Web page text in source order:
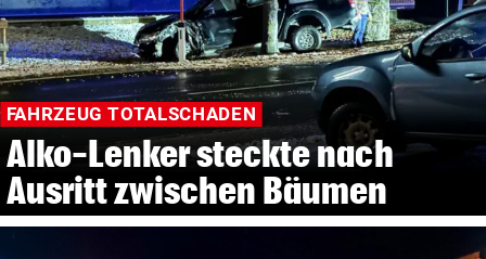
FAHRZEUG TOTALSCHADEN
Alko-Lenker steckte nach
Ausritt zwischen Bäumen